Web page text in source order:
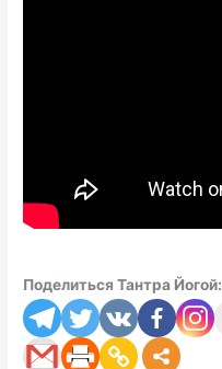
Поделиться Тантра Йогой: